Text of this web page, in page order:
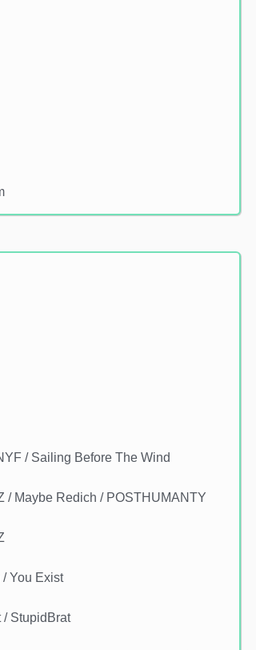
/ Sailing Before The Wind
/ Maybe Redich / POSTHUMANTY
You Exist
/ StupidBrat